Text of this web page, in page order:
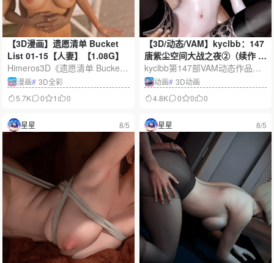
【3D漫画】遗愿清单 Bucket
List 01-15【人妻】【1.08G】
Himeros3D《遗愿清单 Bucket L
ist》01-15集3D全彩漫画合集，
由皮断腿个人汉化，容量约1.08
G。作品围绕成熟人妻的秘密愿
望清单展开，以细腻建模、丰富
光影和连续剧情呈现人物关系与
漫画# 3D全彩
5.7K
0 1 0
【3D/动态/VAM】kyclbb：147
唐紫尘空间大战之夜②（续作 ·
黑S多姿势）极品黑丝御姐多体
位激情爆肏【4.2G】
kyclbb第147部VAM动态作品
《唐紫尘空间大战之夜②》延续
前篇故事，以科幻空间、黑丝御
姐造型、多姿态演出和多机位镜
头，展现唐紫尘冷艳强势的角色
魅力与细腻的3D动态效果。
动画# 3D动画
4.8K
0 0 0
星星 8/5 星星 8/5